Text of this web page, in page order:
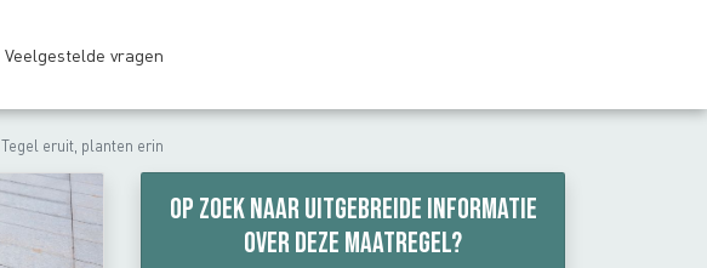
Veelgestelde vragen
Tegel eruit, planten erin
Op zoek naar uitgebreide informatie
over deze maatregel?